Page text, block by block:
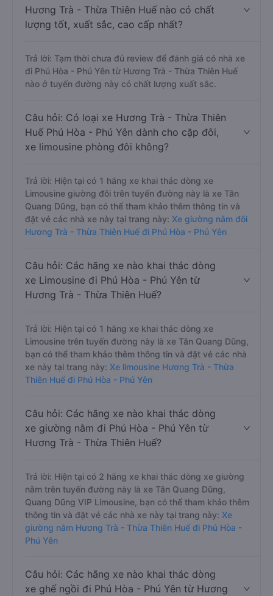
Hương Trà - Thừa Thiên Huế nào có chất
lượng tốt, xuất sắc, cao cấp nhất?
Trả lời: Tạm thời chưa đủ review để đánh giá có nhà xe
đi Phú Hòa - Phú Yên từ Hương Trà - Thừa Thiên Huế
nào ở tuyến đường này có chất lượng xuất sắc.
Câu hỏi: Có loại xe Hương Trà - Thừa Thiên
Huế Phú Hòa - Phú Yên dành cho cặp đôi,
xe limousine phòng đôi không?
Trả lời: Hiện tại có 1 hãng xe khai thác dòng xe
Limousine giường đôi trên tuyến đường này là xe Tân
Quang Dũng, bạn có thể tham khảo thêm thông tin và
đặt vé các nhà xe này tại trang này: Xe giường nằm đôi
Hương Trà - Thừa Thiên Huế đi Phú Hòa - Phú Yên
Câu hỏi: Các hãng xe nào khai thác dòng
xe Limousine đi Phú Hòa - Phú Yên từ
Hương Trà - Thừa Thiên Huế?
Trả lời: Hiện tại có 1 hãng xe khai thác dòng xe
Limousine trên tuyến đường này là xe Tân Quang Dũng,
bạn có thể tham khảo thêm thông tin và đặt vé các nhà
xe này tại trang này: Xe limousine Hương Trà - Thừa
Thiên Huế đi Phú Hòa - Phú Yên
Câu hỏi: Các hãng xe nào khai thác dòng
xe giường nằm đi Phú Hòa - Phú Yên từ
Hương Trà - Thừa Thiên Huế?
Trả lời: Hiện tại có 2 hãng xe khai thác dòng xe giường
nằm trên tuyến đường này là xe Tân Quang Dũng,
Quang Dũng VIP Limousine, bạn có thể tham khảo thêm
thông tin và đặt vé các nhà xe này tại trang này: Xe
giường nằm Hương Trà - Thừa Thiên Huế đi Phú Hòa -
Phú Yên
Câu hỏi: Các hãng xe nào khai thác dòng
xe ghế ngồi đi Phú Hòa - Phú Yên từ Hương